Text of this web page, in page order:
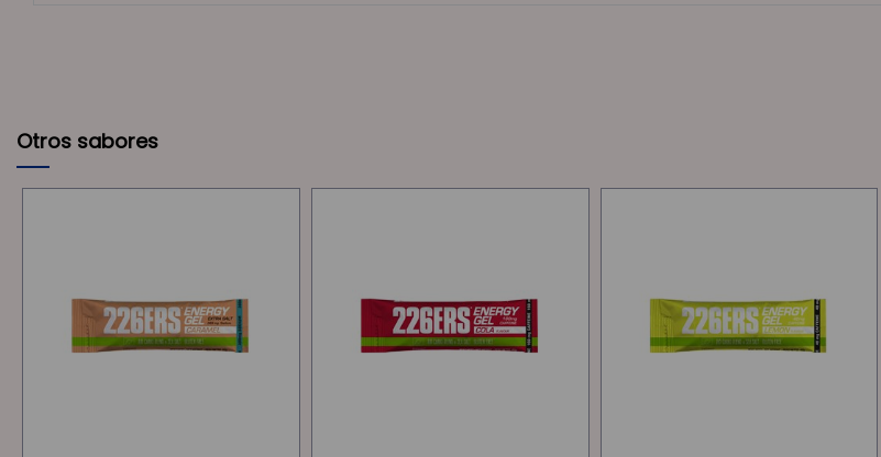
Otros sabores